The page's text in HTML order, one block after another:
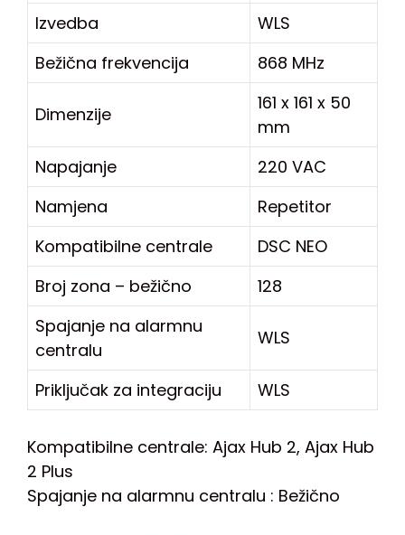
Izvedba
WLS
Bežična frekvencija
868 MHz
Dimenzije
161 x 161 x 50
mm
Napajanje
220 VAC
Namjena
Repetitor
Kompatibilne centrale
DSC NEO
Broj zona – bežično
128
Spajanje na alarmnu
centralu
WLS
Priključak za integraciju WLS
Kompatibilne centrale: Ajax Hub 2, Ajax Hub
2 Plus
Spajanje na alarmnu centralu : Bežično